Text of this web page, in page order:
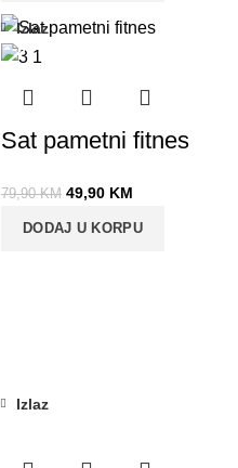
-38%
Izlaz
Sat pametni fitnes
79,90KM 49,90 KM
DODAJ U KORPU
Izlaz